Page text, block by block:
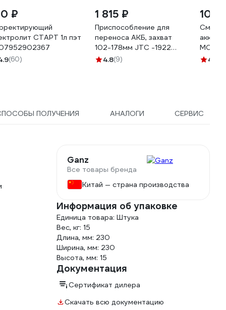
₽
СТАРТ 1л пэт
(60)
1 815 ₽
Приспособление для
переноса АКБ, захват
102-178мм JTC -1922
694151
4.8(9)
105
МС
4.7
ПОЛУЧЕНИЯ АНАЛОГИ СЕРВИС
Ganz
Все товары бренда
Китай — страна производства
Информация об упаковке
Единица товара: Штука
Вес, кг: 15
Длина, мм: 230
Ширина, мм: 230
Высота, мм: 15
Документация
Сертификат дилера
Скачать всю документацию